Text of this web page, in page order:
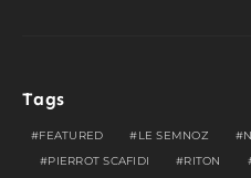
Tags
FEATURED LE SEMNOZ
PIERROT SCAFIDI
RITON